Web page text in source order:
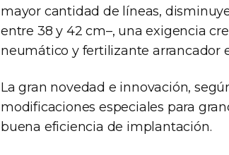
mayor cantidad de líneas,
entre 38 y 42 cm–, una exigencia
neumático y fertilizante arrancador
La gran novedad e innovación,
modificaciones especiales para
buena eficiencia de implantación.